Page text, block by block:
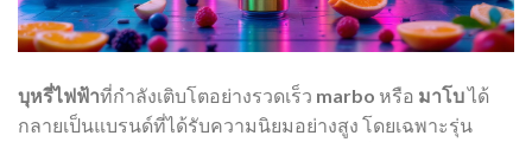
บุหรี่ไฟฟ้าที่กำลังเติบโตอย่างรวดเร็ว marbo หรือ มาโบได้
กลายเป็นแบรนด์ที่ได้รับความนิยมอย่างสูง โดยเฉพาะรุ่น